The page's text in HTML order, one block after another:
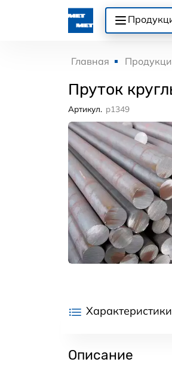
Главная
Пруток
Артикул. p1349
Характеристики
Описание